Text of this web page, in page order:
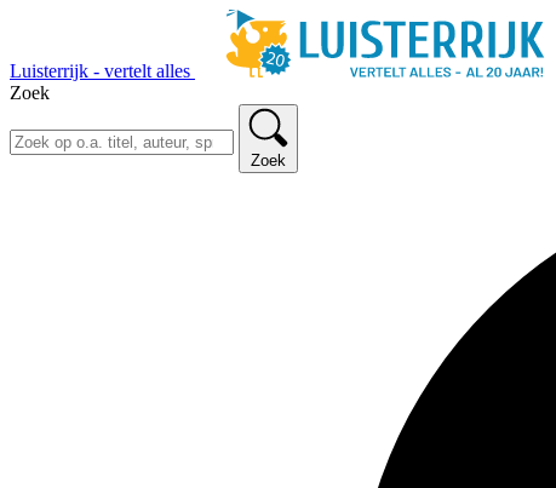
Luisterrijk - vertelt alles
Zoek
Zoek